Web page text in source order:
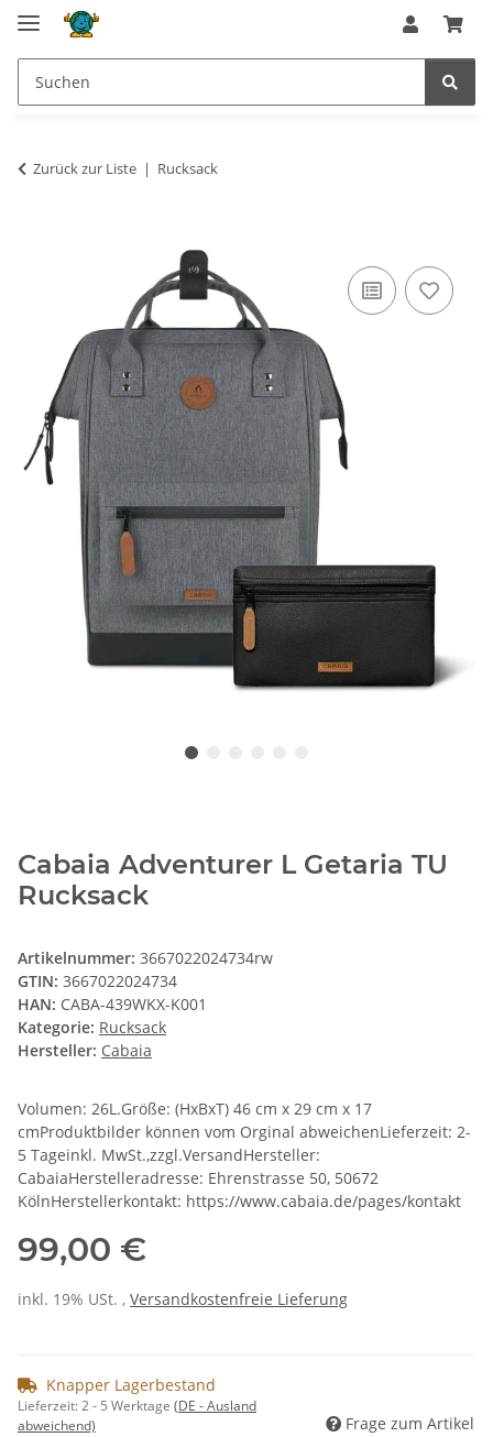
Zurück zur Liste Rucksack
Cabaia Adventurer L Getaria TU
Rucksack
Artikelnummer: 3667022024734rw
GTIN: 3667022024734
HAN: CABA-439WKX-K001
Kategorie: Rucksack
Hersteller: Cabaia
Volumen: 26L.Größe: (HxBxT) 46 cm x 29 cm x 17
cmProduktbilder können vom Orginal abweichenLieferzeit: 2-
5 Tageinkl. MwSt.,zzgl.VersandHersteller:
CabaiaHerstelleradresse: Ehrenstrasse 50, 50672
KölnHerstellerkontakt: https://www.cabaia.de/pages/kontakt
99,00 €
inkl. 19% USt. , Versandkostenfreie Lieferung
Knapper Lagerbestand
Lieferzeit:2 - 5 Werktage (DE - Ausland
abweichend)
Frage zum Artikel